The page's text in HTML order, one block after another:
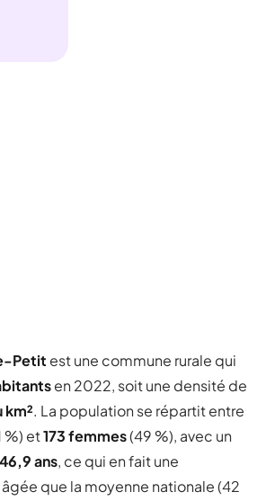
Petit est une commune rurale qui
en 2022, soit une densité de
km². La population se répartit entre
%) et173 femmes(49 %), avec un
46,9 ans, ce qui en fait une
que la moyenne nationale (42